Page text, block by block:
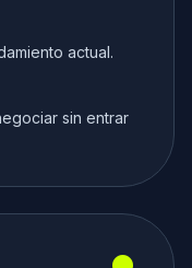
actual.
sin entrar